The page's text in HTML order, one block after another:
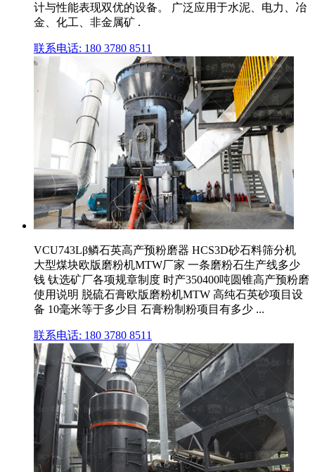
计与性能表现双优的设备。 广泛应用于水泥、电力、冶
金、化工、非金属矿 .
联系电话: 180 3780 8511
VCU743Lβ鳞石英高产预粉磨器 HCS3D砂石料筛分机
大型煤块欧版磨粉机MTW厂家 一条磨粉石生产线多少
钱 钛选矿厂各项规章制度 时产350400吨圆锥高产预粉磨
使用说明 脱硫石膏欧版磨粉机MTW 高纯石英砂项目设
备 10毫米等于多少目 石膏粉制粉项目有多少 ...
联系电话: 180 3780 8511